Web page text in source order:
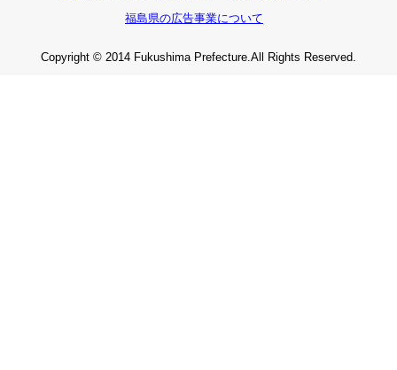
福島県の広告事業について
Copyright © 2014 Fukushima Prefecture.All Rights Reserved.